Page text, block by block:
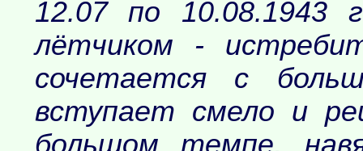
12.07 по 10.08.1943
лётчиком -
сочетается с
вступает смело и
большом темпе,